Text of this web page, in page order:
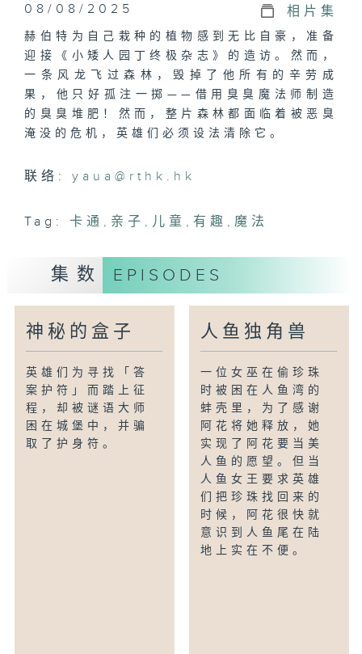
08/08/2025 相片集
赫伯特为自己栽种的植物感到无比自豪，准备
迎接《小矮人园丁终极杂志》的造访。然而，
一条风龙飞过森林，毁掉了他所有的辛劳成
果，他只好孤注一掷——借用臭臭魔法师制造
的臭臭堆肥！然而，整片森林都面临着被恶臭
淹没的危机，英雄们必须设法清除它。
联络:yaua@rthk.hk
Tag: 卡通 , 亲子 , 儿童 , 有趣 , 魔法
集数 EPISODES
神秘的盒子
英雄们为寻找「答
案护符」而踏上征
程，却被谜语大师
困在城堡中，并骗
取了护身符。
人鱼独角兽
一位女巫在偷珍珠
时被困在人鱼湾的
蚌壳里，为了感谢
阿花将她释放，她
实现了阿花要当美
人鱼的愿望。但当
人鱼女王要求英雄
们把珍珠找回来的
时候，阿花很快就
意识到人鱼尾在陆
地上实在不便。